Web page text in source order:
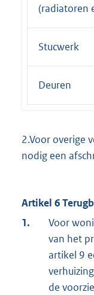
(radiatoren
Stucwerk
Deuren
2.Voor overige
nodig een
Artikel 6
1.
Voor
van het
artikel 9
de